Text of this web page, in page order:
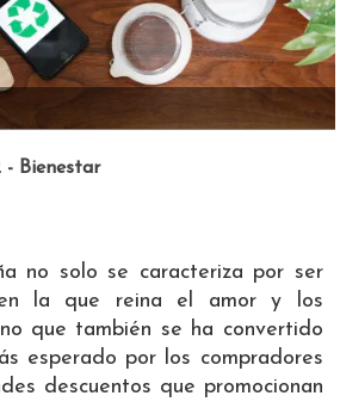
- Bienestar
no solo se caracteriza por ser
la que reina el amor y los
que también se ha convertido
esperado por los compradores
descuentos que promocionan